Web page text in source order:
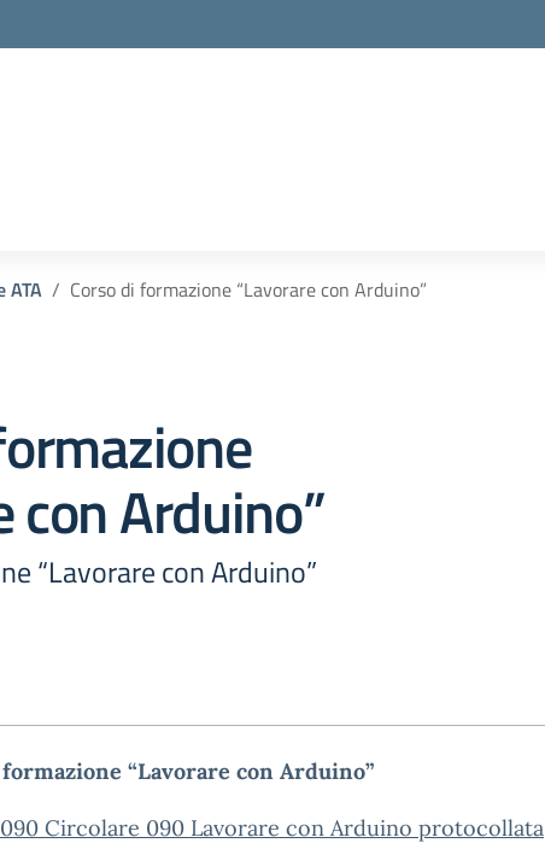
ATA Corso di formazione “Lavorare con Arduino”
con Arduino”
“Lavorare con Arduino”
“Lavorare con Arduino”
Circolare 090 Lavorare con Arduino protocollata